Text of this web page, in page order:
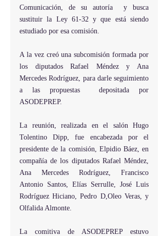
Comunicación, de su autoría  y busca
sustituir la Ley 61-32 y que está siendo
estudiado por esa comisión.
A la vez creó una subcomisión formada por
los diputados Rafael Méndez y Ana
Mercedes Rodríguez, para darle seguimiento
a las propuestas  depositada por
ASODEPREP.
La reunión, realizada en el salón Hugo
Tolentino Dipp, fue encabezada por el
presidente de la comisión, Elpidio Báez, en
compañía de los diputados Rafael Méndez,
Ana Mercedes Rodríguez, Francisco
Antonio Santos, Elías Serrulle, José Luis
Rodríguez Hiciano, Pedro D,Oleo Veras, y
Olfalida Almonte.
La comitiva de ASODEPREP estuvo